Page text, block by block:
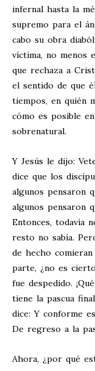
infernal hasta la
supremo para el
cabo su obra
víctima, no menos
que rechaza a
el sentido de que
tiempos, en quién
cómo es posible
sobrenatural.
Y Jesús le dijo:
dice que los
algunos pensaron
algunos pensaron
Entonces, todavía
resto no sabía.
de hecho
parte, ¿no es
fue despedido.
tiene la pascua
dice: Y conforme
De regreso a la
Ahora, ¿por qué